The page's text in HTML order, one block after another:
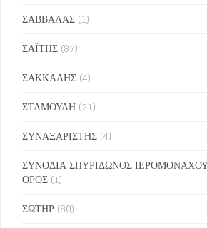
ΣΑΒΒΑΛΑΣ (1)
ΣΑΪΤΗΣ (87)
ΣΑΚΚΑΛΗΣ (4)
ΣΤΑΜΟΥΛΗ (21)
ΣΥΝΑΞΑΡΙΣΤΗΣ (4)
ΣΥΝΟΔΙΑ ΣΠΥΡΙΔΩΝΟΣ
ΟΡΟΣ (1)
ΣΩΤΗΡ (80)